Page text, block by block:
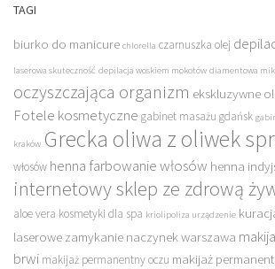
TAGI
biurko do manicure chlorella czarnuszka olej
laserowa skuteczność depilacja woskiem mokotów diamentowa
oczyszczająca organizm ekskluzywne
Fotele kosmetyczne gabinet masażu gdańsk
kraków Grecka oliwa z oliwek
włosów henna farbowanie włosów henna
internetowy sklep ze zdrową
aloe vera kosmetyki dla spa kriolipoliza urządzenie
laserowe zamykanie naczynek warszawa
brwi makijaż permanentny oczu makijaż